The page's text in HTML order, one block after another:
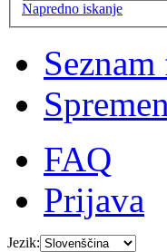
Napredno iskanje
FAQ
Prijava
Jezik: